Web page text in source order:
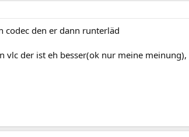
codec den er dann runterläd
vlc der ist eh besser(ok nur meine